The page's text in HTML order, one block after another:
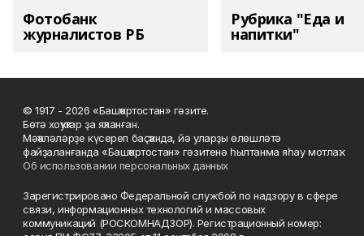
Фотобанк
журналистов РБ
Рубрика "Еда и
напитки"
© 1917 - 2026 «Башҡортостан» гәзите.
Бөтә хоҡуҡтар ҙа яҡланған.
Мәҡәләләрҙе күсереп баҫҡанда, йә уларҙы өлөшләтә
файҙаланғанда «Башҡортостан» гәзитенә һылтанма яһау мотлаҡ.
Об использовании персональных данных
Зарегистрировано Федеральной службой по надзору в сфере
связи, информационных технологий и массовых
коммуникаций (РОСКОМНАДЗОР). Регистрационный номер: